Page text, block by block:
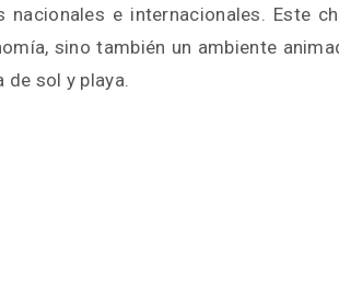
nacionales e internacionales. Este
sino también un ambiente
sol y playa.